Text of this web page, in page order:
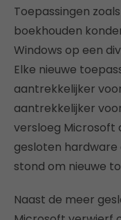
Toepassingen
boekhouden
Windows op een
Elke nieuwe
aantrekkelijker
aantrekkelijker
versloeg Microsoft
gesloten
stond om nieuwe
Naast de meer